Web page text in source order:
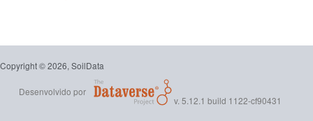
Copyright © 2026, SoilData
Desenvolvido por
v. 5.12.1 build 1122-cf90431